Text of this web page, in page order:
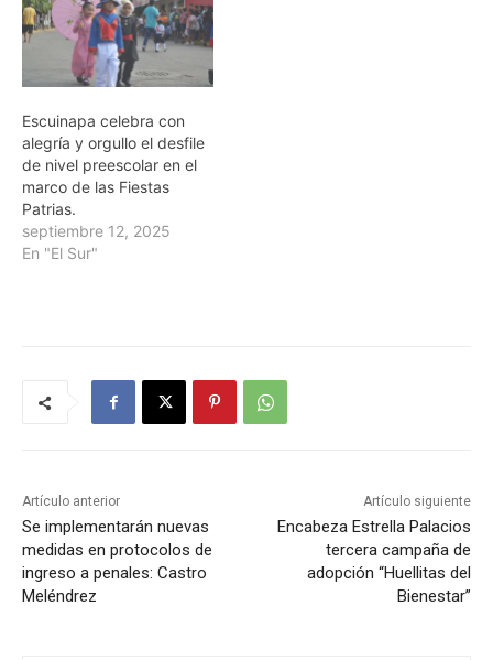
Escuinapa celebra con
alegría y orgullo el desfile
de nivel preescolar en el
marco de las Fiestas
Patrias.
septiembre 12, 2025
En "El Sur"
Artículo anterior
Se implementarán nuevas
medidas en protocolos de
ingreso a penales: Castro
Meléndrez
Artículo siguiente
Encabeza Estrella Palacios
tercera campaña de
adopción “Huellitas del
Bienestar”